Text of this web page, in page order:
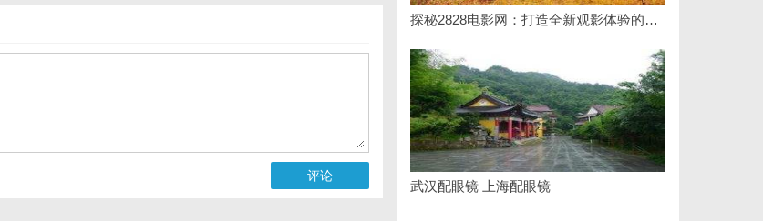
评论
探秘2828电影网：打造全新观影体验的影视娱乐平台
武汉配眼镜 上海配眼镜